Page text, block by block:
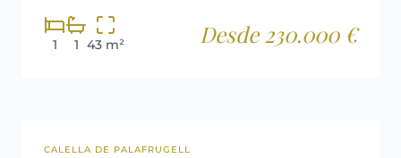
1 1 43 m² Desde 230.000 €
REF: 2628 LICENCIA TURÍSTICA
CALELLA DE PALAFRUGELL